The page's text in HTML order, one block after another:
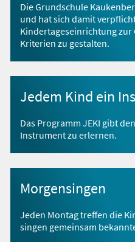
Die Grundschule
und hat sich damit
Kindertageseinrichtung zur
Kriterien zu gestalten.
Jedem Kind ein
Das Programm JEKI gibt
Instrument zu erlernen.
Morgensingen
Jeden Montag treffen die
singen gemeinsam